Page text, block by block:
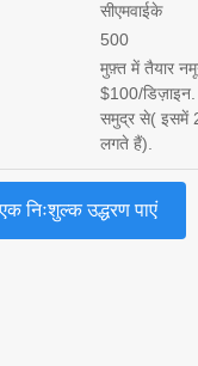
सीएमवाईके
500
मुफ़्त में तैयार
$100/
समुद्र से( इसमें
लगते हैं).
निःशुल्क उद्धरण पाएं